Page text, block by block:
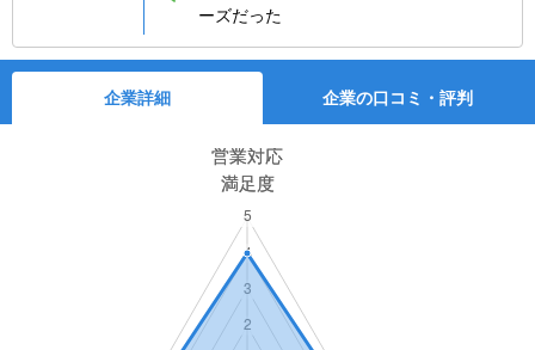
ーズだった
企業詳細 企業の口コミ・評判